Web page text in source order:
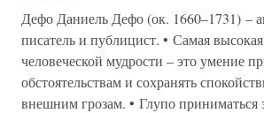
Дефо Даниель Дефо (ок. 1660–1731) –
писатель и публицист. • Самая
человеческой мудрости – это умение
обстоятельствам и сохранять
внешним грозам. • Глупо приниматься